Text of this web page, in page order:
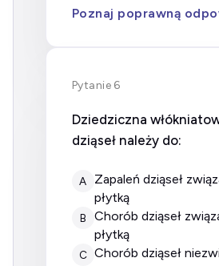
Poznaj poprawną
Pytanie 6
Dziedziczna
dziąseł należy do:
A
zapaleń dziąseł związanych z
płytką
B
chorób dziąseł związanych z
płytką
C chorób dziąseł niezwiązanych z